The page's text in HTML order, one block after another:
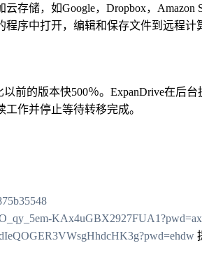
存储，如Google，Dropbox，Amazon
序中打开，编辑和保存文件到远程计
前的版本快500％。ExpanDrive在后
作并停止等待转移完成。